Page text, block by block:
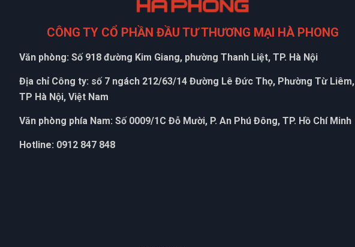
CÔNG TY CỔ PHẦN ĐẦU TƯ THƯƠNG MẠI HÀ PHONG
Văn phòng: Số 918 đường Kim Giang, phường Thanh Liệt, TP. Hà Nội
Địa chỉ Công ty: số 7 ngách 212/63/14 Đường Lê Đức Thọ, Phường Từ Liêm,
TP Hà Nội, Việt Nam
Văn phòng phía Nam: Số 0009/1C Đỗ Mười, P. An Phú Đông, TP. Hồ Chí Minh
Hotline: 0912 847 848